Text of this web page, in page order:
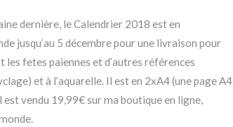
dernière, le Calendrier 2018 est en
jusqu’au 5 décembre pour une livraison pour
fetes paiennes et d’autres références
et à l’aquarelle. Il est en 2xA4 (une page A4
vendu 19,99€ sur ma boutique en ligne,